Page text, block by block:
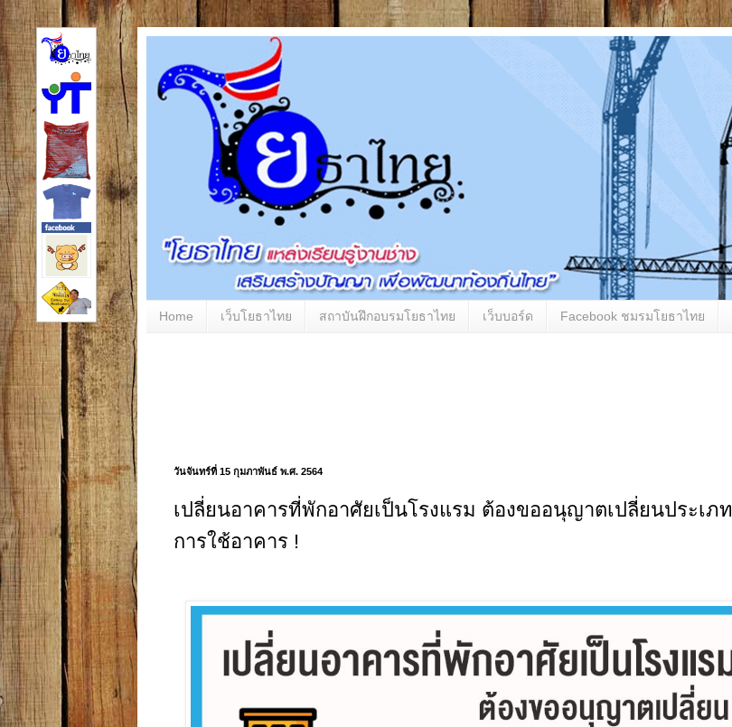
Home เว็บโยธาไทย สถาบันฝึกอบรมโยธาไทย เว็บบอร์ด Facebook ชมรมโยธาไทย
วันจันทร์ที่ 15 กุมภาพันธ์ พ.ศ. 2564
เปลี่ยนอาคารที่พักอาศัยเป็นโรงแรม ต้องขออนุญาตเปลี่ยนประเภท
การใช้อาคาร !